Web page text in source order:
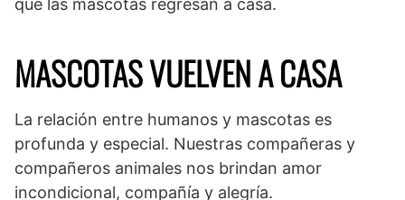
MASCOTAS VUELVEN A CASA
La relación entre humanos y mascotas es
profunda y especial. Nuestras compañeras y
compañeros animales nos brindan amor
incondicional, compañía y alegría.